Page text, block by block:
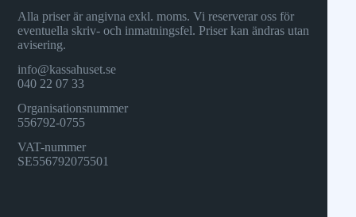
Alla priser är angivna exkl. moms. Vi reserverar oss för
eventuella skriv- och inmatningsfel. Priser kan ändras utan
avisering.
info@kassahuset.se
040 22 07 33
Organisationsnummer
556792-0755
VAT-nummer
SE556792075501